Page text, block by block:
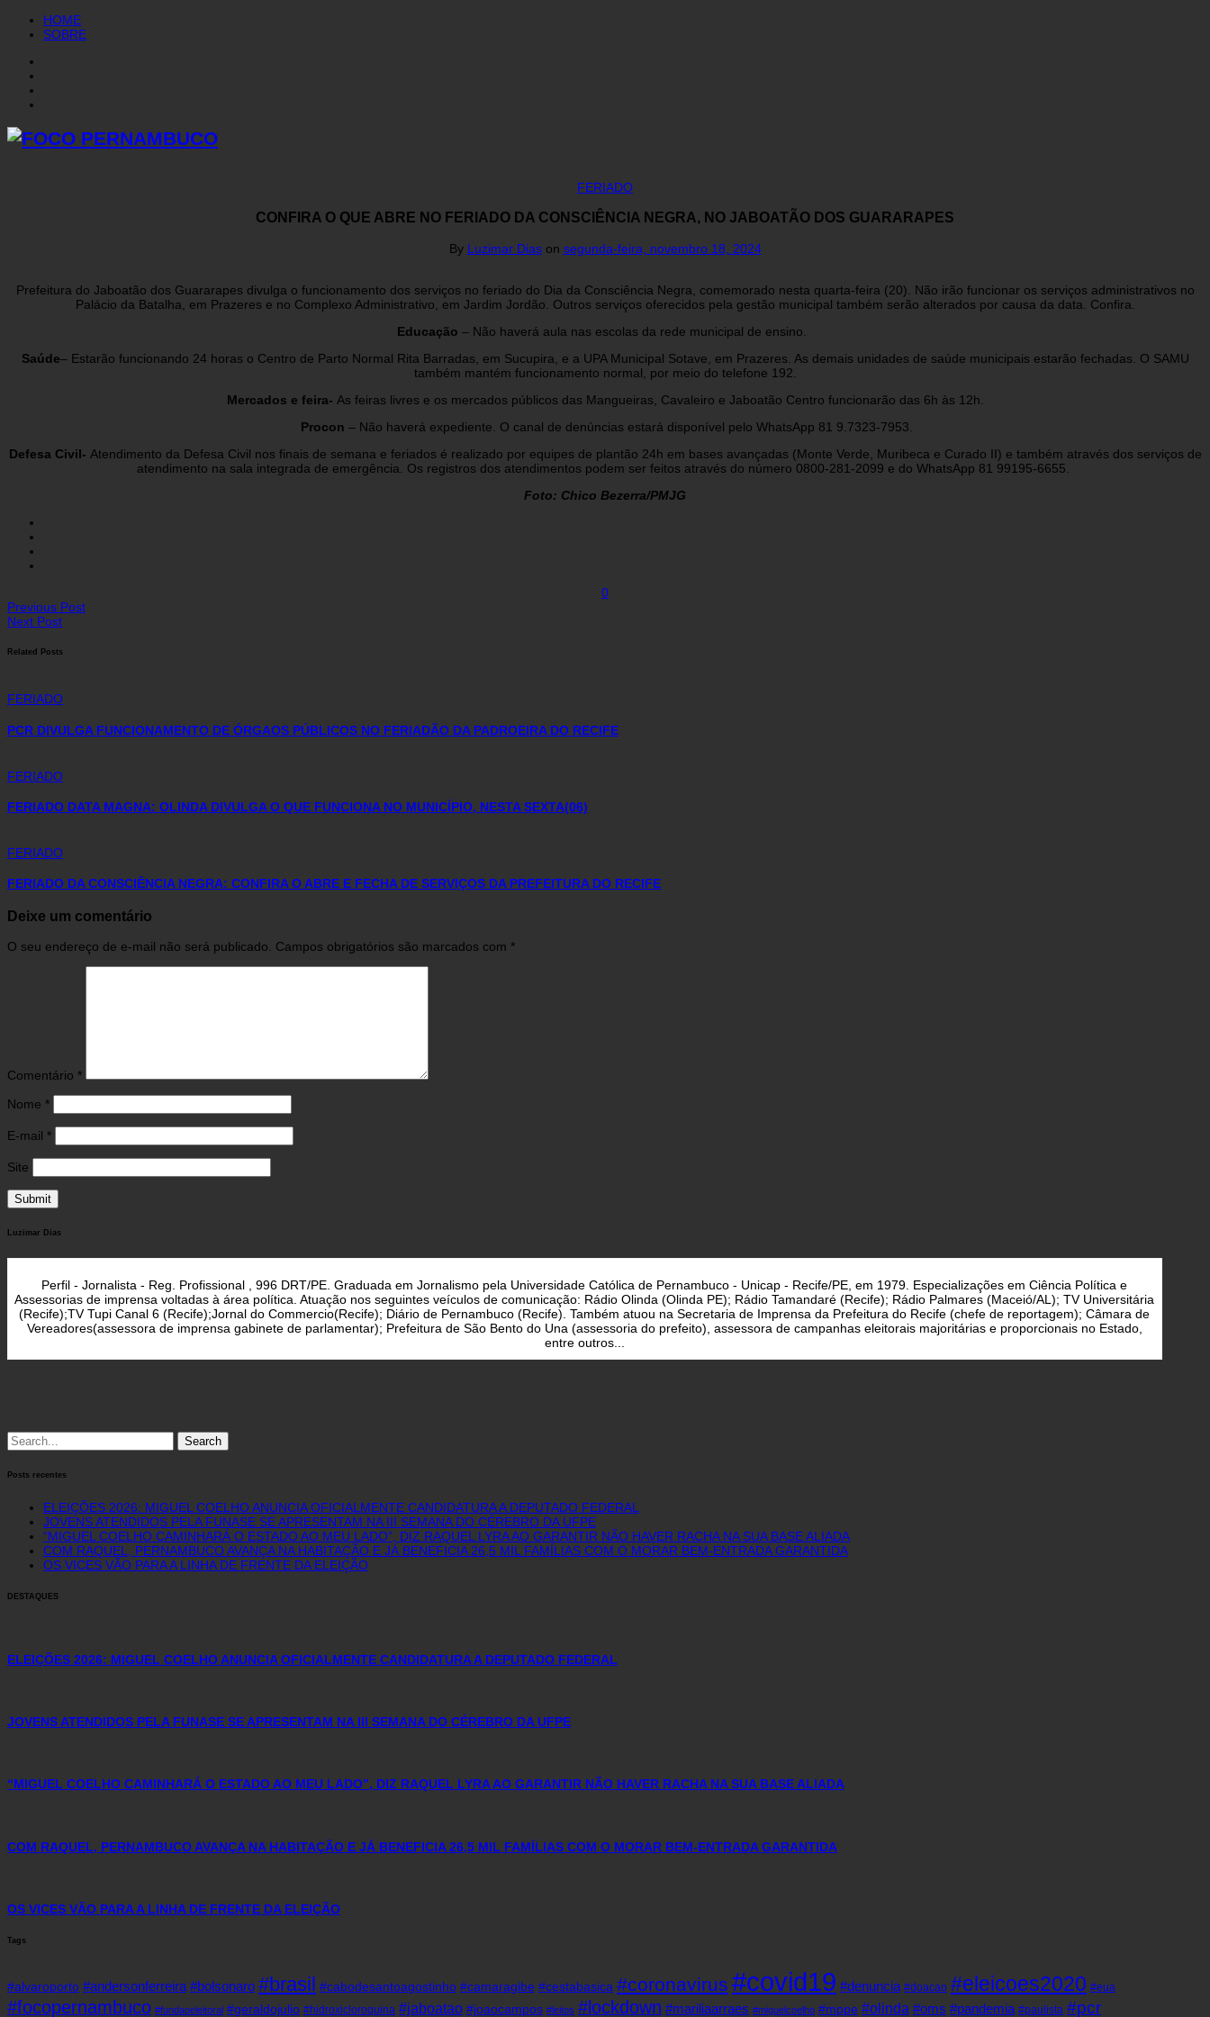
HOME
SOBRE
FERIADO
CONFIRA O QUE ABRE NO FERIADO DA CONSCIÊNCIA NEGRA, NO JABOATÃO DOS GUARARAPES
By Luzimar Dias on segunda-feira, novembro 18, 2024
Prefeitura do Jaboatão dos Guararapes divulga o funcionamento dos serviços no feriado do Dia da Consciência Negra, comemorado nesta quarta-feira (20). Não irão funcionar os serviços administrativos no
Palácio da Batalha, em Prazeres e no Complexo Administrativo, em Jardim Jordão. Outros serviços oferecidos pela gestão municipal também serão alterados por causa da data. Confira.
Educação – Não haverá aula nas escolas da rede municipal de ensino.
Saúde– Estarão funcionando 24 horas o Centro de Parto Normal Rita Barradas, em Sucupira, e a UPA Municipal Sotave, em Prazeres. As demais unidades de saúde municipais estarão fechadas. O SAMU
também mantém funcionamento normal, por meio do telefone 192.
Mercados e feira- As feiras livres e os mercados públicos das Mangueiras, Cavaleiro e Jaboatão Centro funcionarão das 6h às 12h.
Procon – Não haverá expediente. O canal de denúncias estará disponível pelo WhatsApp 81 9.7323-7953.
Defesa Civil- Atendimento da Defesa Civil nos finais de semana e feriados é realizado por equipes de plantão 24h em bases avançadas (Monte Verde, Muribeca e Curado II) e também através dos serviços de
atendimento na sala integrada de emergência. Os registros dos atendimentos podem ser feitos através do número 0800-281-2099 e do WhatsApp 81 99195-6655.
Foto: Chico Bezerra/PMJG
0
Previous Post
Next Post
Related Posts
FERIADO
PCR DIVULGA FUNCIONAMENTO DE ÓRGAOS PÚBLICOS NO FERIADÃO DA PADROEIRA DO RECIFE
FERIADO
FERIADO DATA MAGNA: OLINDA DIVULGA O QUE FUNCIONA NO MUNICÍPIO, NESTA SEXTA(06)
FERIADO
FERIADO DA CONSCIÊNCIA NEGRA: CONFIRA O ABRE E FECHA DE SERVIÇOS DA PREFEITURA DO RECIFE
Deixe um comentário
O seu endereço de e-mail não será publicado. Campos obrigatórios são marcados com *
Comentário *
Nome *
E-mail *
Site
Luzimar Dias
Perfil - Jornalista - Reg. Profissional , 996 DRT/PE. Graduada em Jornalismo pela Universidade Católica de Pernambuco - Unicap - Recife/PE, em 1979. Especializações em Ciência Política e
Assessorias de imprensa voltadas à área política. Atuação nos seguintes veículos de comunicação: Rádio Olinda (Olinda PE); Rádio Tamandaré (Recife); Rádio Palmares (Maceió/AL); TV Universitária
(Recife);TV Tupi Canal 6 (Recife);Jornal do Commercio(Recife); Diário de Pernambuco (Recife). Também atuou na Secretaria de Imprensa da Prefeitura do Recife (chefe de reportagem); Câmara de
Vereadores(assessora de imprensa gabinete de parlamentar); Prefeitura de São Bento do Una (assessoria do prefeito), assessora de campanhas eleitorais majoritárias e proporcionais no Estado,
entre outros...
Search
for:
Posts recentes
ELEIÇÕES 2026: MIGUEL COELHO ANUNCIA OFICIALMENTE CANDIDATURA A DEPUTADO FEDERAL
JOVENS ATENDIDOS PELA FUNASE SE APRESENTAM NA III SEMANA DO CÉREBRO DA UFPE
“MIGUEL COELHO CAMINHARÁ O ESTADO AO MEU LADO”, DIZ RAQUEL LYRA AO GARANTIR NÃO HAVER RACHA NA SUA BASE ALIADA
COM RAQUEL, PERNAMBUCO AVANÇA NA HABITAÇÃO E JÁ BENEFICIA 26,5 MIL FAMÍLIAS COM O MORAR BEM-ENTRADA GARANTIDA
OS VICES VÃO PARA A LINHA DE FRENTE DA ELEIÇÃO
DESTAQUES
ELEIÇÕES 2026: MIGUEL COELHO ANUNCIA OFICIALMENTE CANDIDATURA A DEPUTADO FEDERAL
JOVENS ATENDIDOS PELA FUNASE SE APRESENTAM NA III SEMANA DO CÉREBRO DA UFPE
“MIGUEL COELHO CAMINHARÁ O ESTADO AO MEU LADO”, DIZ RAQUEL LYRA AO GARANTIR NÃO HAVER RACHA NA SUA BASE ALIADA
COM RAQUEL, PERNAMBUCO AVANÇA NA HABITAÇÃO E JÁ BENEFICIA 26,5 MIL FAMÍLIAS COM O MORAR BEM-ENTRADA GARANTIDA
OS VICES VÃO PARA A LINHA DE FRENTE DA ELEIÇÃO
Tags
#alvaroporto #andersonferreira #bolsonaro #brasil #cabodesantoagostinho #camaragibe #cestabasica #coronavirus #covid19 #denuncia #doacao #eleicoes2020 #eua
#focopernambuco #fundaoeleitoral #geraldojulio #hidroxicloroquina #jaboatao #joaocampos #leitos #lockdown #mariliaarraes #miguelcoelho #mppe #olinda #oms #pandemia #paulista #pcr